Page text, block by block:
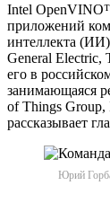
Intel
приложений
интеллекта
General Electric,
его в
занимающаяся
of Things Group,
рассказывает
Юрий